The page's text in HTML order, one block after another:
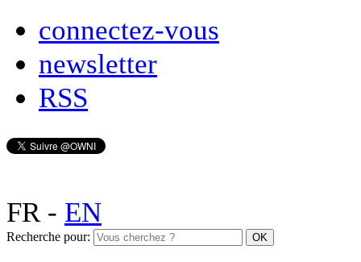
connectez-vous
newsletter
RSS
FR- EN
Recherche pour: